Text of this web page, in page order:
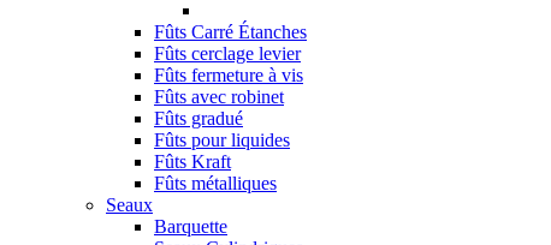
Fûts Carré Étanches
Fûts cerclage levier
Fûts fermeture à vis
Fûts avec robinet
Fûts gradué
Fûts pour liquides
Fûts Kraft
Fûts métalliques
Seaux
Barquette